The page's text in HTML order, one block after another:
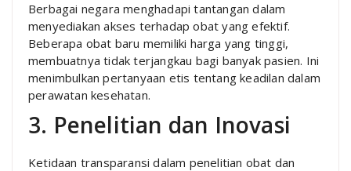
Berbagai negara menghadapi tantangan dalam
menyediakan akses terhadap obat yang efektif.
Beberapa obat baru memiliki harga yang tinggi,
membuatnya tidak terjangkau bagi banyak pasien. Ini
menimbulkan pertanyaan etis tentang keadilan dalam
perawatan kesehatan.
3. Penelitian dan Inovasi
Ketidaan transparansi dalam penelitian obat dan